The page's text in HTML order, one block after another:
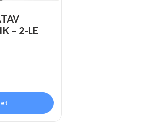
– 2-LE